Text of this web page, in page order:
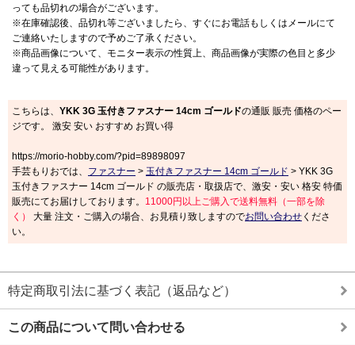
っても品切れの場合がございます。
※在庫確認後、品切れ等ございましたら、すぐにお電話もしくはメールにて
ご連絡いたしますので予めご了承ください。
※商品画像について、モニター表示の性質上、商品画像が実際の色目と多少
違って見える可能性があります。
こちらは、 YKK 3G 玉付きファスナー 14cm ゴールドの通販 販売 価格のペー
ジです。 激安 安い おすすめ お買い得
https://morio-hobby.com/?pid=89898097
手芸もりおでは、 ファスナー > 玉付きファスナー 14cm ゴールド > YKK 3G
玉付きファスナー 14cm ゴールド の販売店・取扱店で、激安・安い 格安 特価
販売にてお届けしております。 11000円以上ご購入で送料無料（一部を除
く）
大量 注文・ご購入の場合、お見積り致しますのでお問い合わせ くださ
い。
特定商取引法に基づく表記（返品など）
この商品について問い合わせる